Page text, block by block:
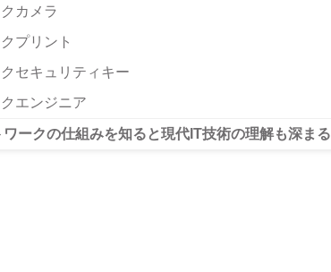
カメラ
プリント
セキュリティキー
エンジニア
ワークの仕組みを知ると現代IT技術の理解も深まる